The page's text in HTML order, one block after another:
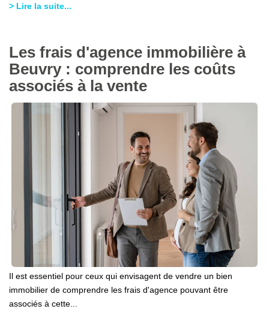
> Lire la suite...
Les frais d'agence immobilière à
Beuvry : comprendre les coûts
associés à la vente
Il est essentiel pour ceux qui envisagent de vendre un bien
immobilier de comprendre les frais d'agence pouvant être
associés à cette...